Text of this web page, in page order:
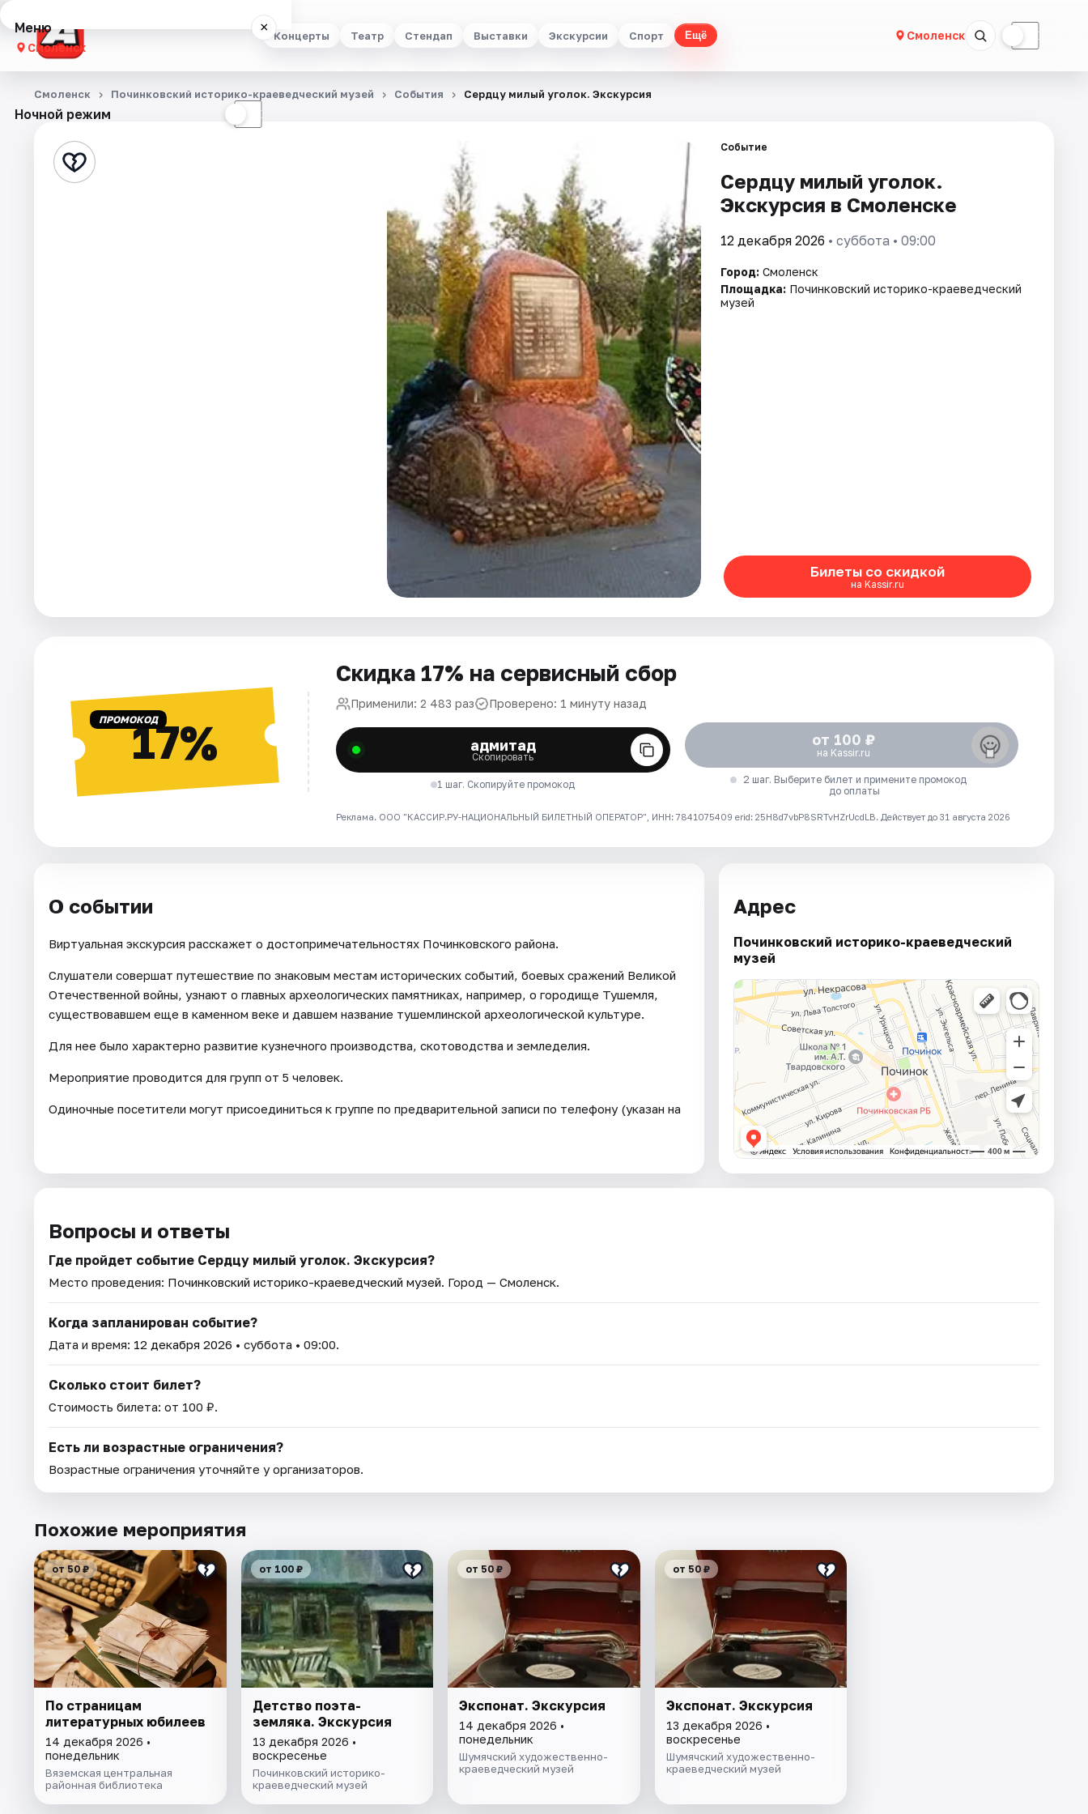
Концерты Театр Стендап Выставки Экскурсии Спорт Ещё Смоленск ☾
Меню ×
Смоленск
Концерты
Стендап
Ночной режим ☾
Смоленск Починковский историко-краеведческий музей События Сердцу милый уголок. Экскурсия
Событие
Сердцу милый уголок.
Экскурсия в Смоленске
12 декабря 2026 • суббота • 09:00
Город: Смоленск
Площадка: Починковский историко-краеведческий
музей
Билеты со скидкой
на Kassir.ru
ПРОМОКОД17%
Скидка 17% на сервисный сбор
Применили: 2 483 раз Проверено: 1 минуту назад
адмитад
Скопировать
1 шаг. Скопируйте промокод
от 100 ₽
на Kassir.ru
2 шаг. Выберите билет и примените промокод
до оплаты
Реклама. ООО "КАССИР.РУ-НАЦИОНАЛЬНЫЙ БИЛЕТНЫЙ ОПЕРАТОР", ИНН: 7841075409 erid: 25H8d7vbP8SRTvHZrUcdLB. Действует до 31 августа 2026
О событии
Виртуальная экскурсия расскажет о достопримечательностях Починковского района.
Слушатели совершат путешествие по знаковым местам исторических событий, боевых сражений Великой
Отечественной войны, узнают о главных археологических памятниках, например, о городище Тушемля,
существовавшем еще в каменном веке и давшем название тушемлинской археологической культуре.
Для нее было характерно развитие кузнечного производства, скотоводства и земледелия.
Мероприятие проводится для групп от 5 человек.
Одиночные посетители могут присоединиться к группе по предварительной записи по телефону (указан на
Адрес
Починковский историко-краеведческий
музей
Вопросы и ответы
Где пройдет событие Сердцу милый уголок. Экскурсия?
Место проведения: Починковский историко-краеведческий музей. Город — Смоленск.
Когда запланирован событие?
Дата и время: 12 декабря 2026 • суббота • 09:00.
Сколько стоит билет?
Стоимость билета: от 100 ₽.
Есть ли возрастные ограничения?
Возрастные ограничения уточняйте у организаторов.
Похожие мероприятия
от 50 ₽
По страницам
литературных юбилеев
14 декабря 2026 •
понедельник
Вяземская центральная
районная библиотека
от 100 ₽
Детство поэта-
земляка. Экскурсия
13 декабря 2026 •
воскресенье
Починковский историко-
краеведческий музей
от 50 ₽
Экспонат. Экскурсия
14 декабря 2026 •
понедельник
Шумячский художественно-
краеведческий музей
от 50 ₽
Экспонат. Экскурсия
13 декабря 2026 •
воскресенье
Шумячский художественно-
краеведческий музей